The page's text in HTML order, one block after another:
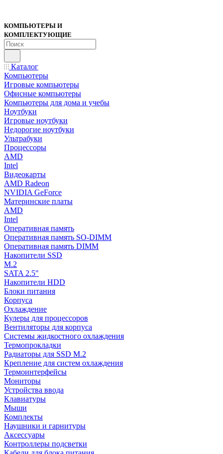
КОМПЬЮТЕРЫ И
КОМПЛЕКТУЮЩИЕ
Каталог
Компьютеры
Игровые компьютеры
Офисные компьютеры
Компьютеры для дома и учебы
Ноутбуки
Игровые ноутбуки
Недорогие ноутбуки
Ультрабуки
Процессоры
AMD
Intel
Видеокарты
AMD Radeon
NVIDIA GeForce
Материнские платы
AMD
Intel
Оперативная память
Оперативная память SO-DIMM
Оперативная память DIMM
Накопители SSD
M.2
SATA 2.5"
Накопители HDD
Блоки питания
Корпуса
Охлаждение
Кулеры для процессоров
Вентиляторы для корпуса
Системы жидкостного охлаждения
Термопрокладки
Радиаторы для SSD M.2
Крепление для систем охлаждения
Термоинтерфейсы
Мониторы
Устройства ввода
Клавиатуры
Мыши
Комплекты
Наушники и гарнитуры
Аксессуары
Контроллеры подсветки